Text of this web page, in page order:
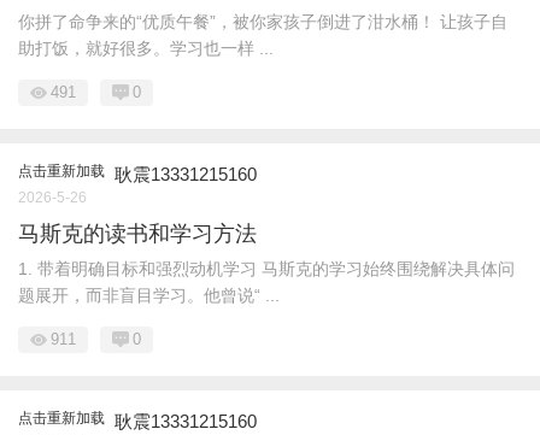
你拼了命争来的“优质午餐”，被你家孩子倒进了泔水桶！ 让孩子自
助打饭，就好很多。学习也一样 ...
491 0
点击重新加载 耿震13331215160
2026-5-26
马斯克的读书和学习方法
1. 带着明确目标和强烈动机学习 马斯克的学习始终围绕解决具体问
题展开，而非盲目学习。他曾说“ ...
911 0
点击重新加载 耿震13331215160